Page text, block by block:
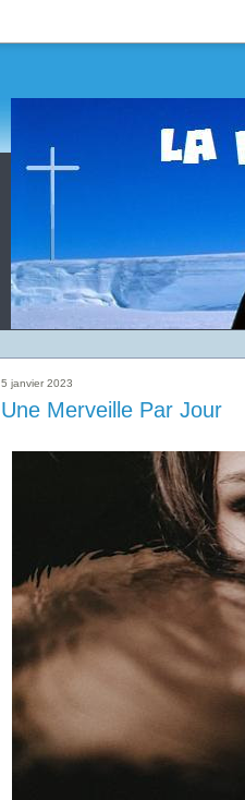
5 janvier 2023
Une Merveille Par Jour